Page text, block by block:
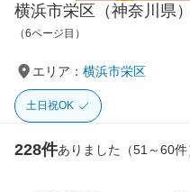
横浜市栄区（神奈川県
（6ページ目）
エリア： 横浜市栄区
土日祝OK
228件ありました（51～60件